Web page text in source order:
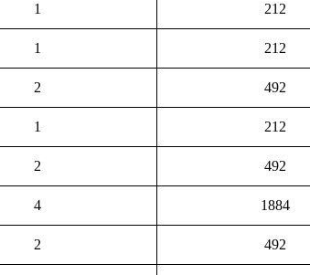
1 212
1 212
2 492
1 212
2 492
4 1884
2 492